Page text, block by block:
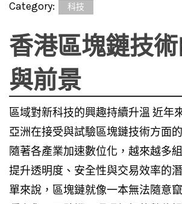
Category: 科技
香港區塊鏈技
與前景
區域對新科技的興趣持續升溫 近年
亞洲在接受與試驗區塊鏈技術方面
隨著各產業加速數位化，越來越多
提升透明度、安全性與交易效率的
單來說，區塊鏈就像一本無法隨意